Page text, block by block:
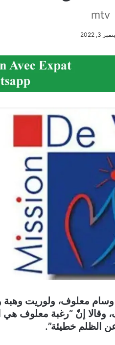
mtv
3, 2022
وسام معلوف، ولوريت
إنّ “رغبة معلوف هي
الظلم خطيئة”.